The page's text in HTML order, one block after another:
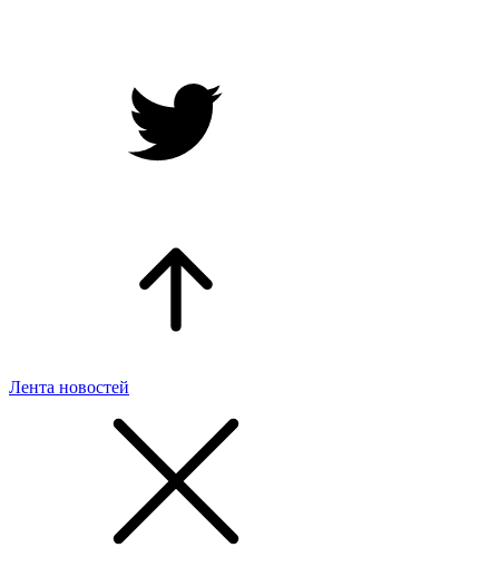
Лента новостей